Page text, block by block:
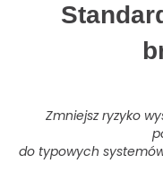
Zmniejsz ryzyko
do typowych